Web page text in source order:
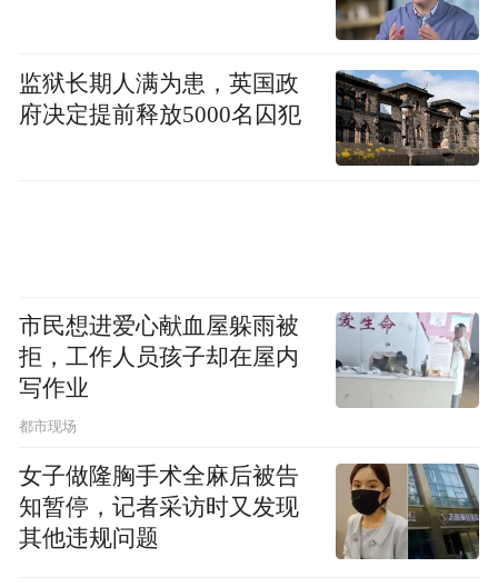
更多实录——
>>>实录2 文隽：港人回内地不通人情 只信
“交情”
>>>实录3 文隽：曾完全抗拒内地 90初到北
京成人生转折
>>>实录4 文隽：香港回归我没有恐惧 不安
监狱长期人满为患，英国政
府决定提前释放5000名囚犯
市民想进爱心献血屋躲雨被
拒，工作人员孩子却在屋内
写作业
都市现场
女子做隆胸手术全麻后被告
知暂停，记者采访时又发现
其他违规问题